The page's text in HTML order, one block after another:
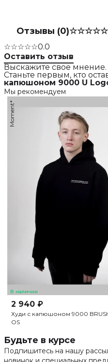
Отзывы (0)☆☆☆☆☆
☆☆☆☆☆0.0
Оставить отзыв
Выскажите свое мнение.
Станьте первым, кто
капюшоном 9000 U
Мы рекомендуем
В наличии
Moment*
2 940 ₽
Худи с капюшоном 9000
OS
Будьте в курсе
Подпишитесь на нашу